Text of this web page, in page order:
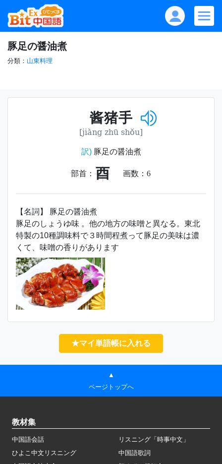
豚足の醤油煮
分類： 山東料理
酱猪手
[jiàng zhū shǒu]
訳)豚足の醤油煮
部首： 酉 画数： 6
【名詞】 豚足の醤油煮
豚足のしょうゆ味 。他の地方の味噌と異なる。東北
特製の10種調味料で３時間程煮って豚足の美味は濃
くて、味噌の香りがあります
★マイ単語帳に入れる
▲
ページトップへ
教材集
中国語会話
リスニング「時事中文」
ひよこ中文リスニング
中国語歌詞